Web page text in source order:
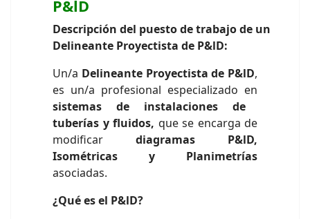
P&lD
Descripción del puesto de trabajo de un
Delineante Proyectista de P&lD:
Un/a Delineante Proyectista de P&lD,
es un/a profesional especializado en
sistemas de instalaciones de
tuberías y fluidos, que se encarga de
modificar diagramas P&lD,
Isométricas y Planimetrías
asociadas.
¿Qué es el P&lD?